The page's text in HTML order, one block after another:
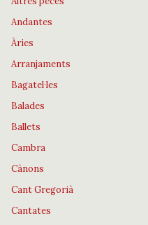
Andantes
Àries
Arranjaments
Bagatel·les
Balades
Ballets
Cambra
Cànons
Cant Gregorià
Cantates